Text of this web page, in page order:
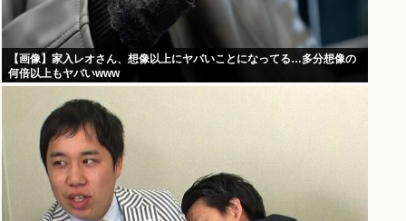
【画像】家入レオさん、想像以上にヤバいことになってる…多分想像の
何倍以上もヤバいwww